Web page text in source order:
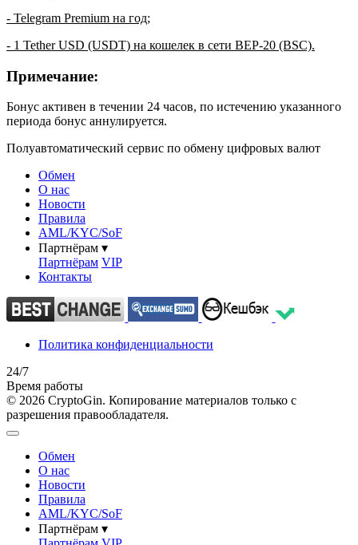
- Telegram Premium на год;
- 1 Tether USD (USDT) на кошелек в сети BEP-20 (BSC).
Примечание:
Бонус активен в течении 24 часов, по истечению указанного
периода бонус аннулируется.
Полуавтоматический сервис по обмену цифровых валют
Обмен
О нас
Новости
Правила
AML/KYC/SoF
Партнёрам ▾
Партнёрам VIP
Контакты
Политика конфиденциальности
24/7
Время работы
© 2026 CryptoGin. Копирование материалов только с
разрешения правообладателя.
Обмен
О нас
Новости
Правила
AML/KYC/SoF
Партнёрам ▾